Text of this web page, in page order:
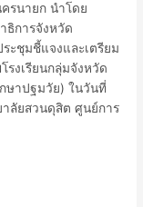
รนายก นำโดย
ธิการจังหวัด
ะชุมชี้แจงและเตรียม
งเรียนกลุ่มจังหวัด
ษาปฐมวัย) ในวันที่
ลัยสวนดุสิต ศูนย์การ